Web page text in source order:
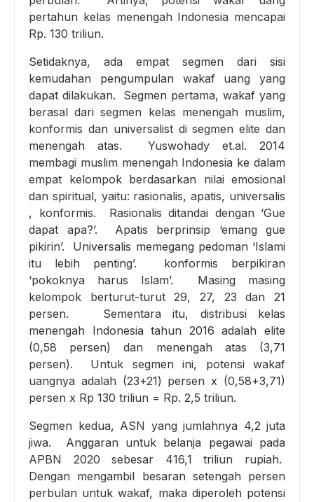
pertahun kelas menengah Indonesia mencapai
Rp. 130 triliun.
Setidaknya, ada empat segmen dari sisi
kemudahan pengumpulan wakaf uang yang
dapat dilakukan. Segmen pertama, wakaf yang
berasal dari segmen kelas menengah muslim,
konformis dan universalist di segmen elite dan
menengah atas. Yuswohady et.al. 2014
membagi muslim menengah Indonesia ke dalam
empat kelompok berdasarkan nilai emosional
dan spiritual, yaitu: rasionalis, apatis, universalis
, konformis. Rasionalis ditandai dengan ‘Gue
dapat apa?’. Apatis berprinsip ‘emang gue
pikirin’. Universalis memegang pedoman ‘Islami
itu lebih penting’. konformis berpikiran
‘pokoknya harus Islam’. Masing masing
kelompok berturut-turut 29, 27, 23 dan 21
persen. Sementara itu, distribusi kelas
menengah Indonesia tahun 2016 adalah elite
(0,58 persen) dan menengah atas (3,71
persen). Untuk segmen ini, potensi wakaf
uangnya adalah (23+21) persen x (0,58+3,71)
persen x Rp 130 triliun = Rp. 2,5 triliun.
Segmen kedua, ASN yang jumlahnya 4,2 juta
jiwa. Anggaran untuk belanja pegawai pada
APBN 2020 sebesar 416,1 triliun rupiah.
Dengan mengambil besaran setengah persen
perbulan untuk wakaf, maka diperoleh potensi